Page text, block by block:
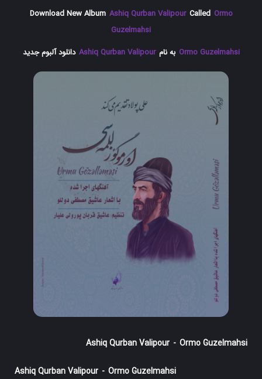
Download New Album Ashiq Qurban Valipour Called Ormo
Guzelmahsi
دانلود آلبوم جدید Ashiq Qurban Valipour به نام Ormo Guzelmahsi
Ashiq Qurban Valipour - Ormo Guzelmahsi
Ashiq Qurban Valipour - Ormo Guzelmahsi